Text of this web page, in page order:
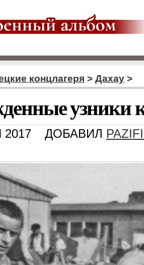
концлагеря > Дахау >
узники
ДОБАВИЛ